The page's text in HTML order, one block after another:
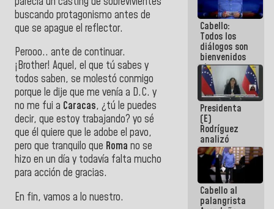
buscando protagonismo antes de
que se apague el reflector.
Perooo.. ante de continuar.
¡Brother! Aquel, el que tú sabes y
todos saben, se molestó conmigo
porque le dije que me venía a D.C. y
no me fui a Caracas, ¿tú le puedes
decir, que estoy trabajando? yo sé
que él quiere que le adobe el pavo,
pero que tranquilo que Roma no se
hizo en un día y todavía falta mucho
para acción de gracias.
En fin, vamos a lo nuestro.
acuerdan
primer
encuentro
presencial
para el
diálogo
Cabello:
Todos los
diálogos son
bienvenidos
siempre que
estén en el
marco de la
Constitución
de la
República
Presidenta
(E)
Rodríguez
analizó
junto a
gobernadores
planes de
recuperación
del Sistema
Eléctrico
Cabello al
palangrista